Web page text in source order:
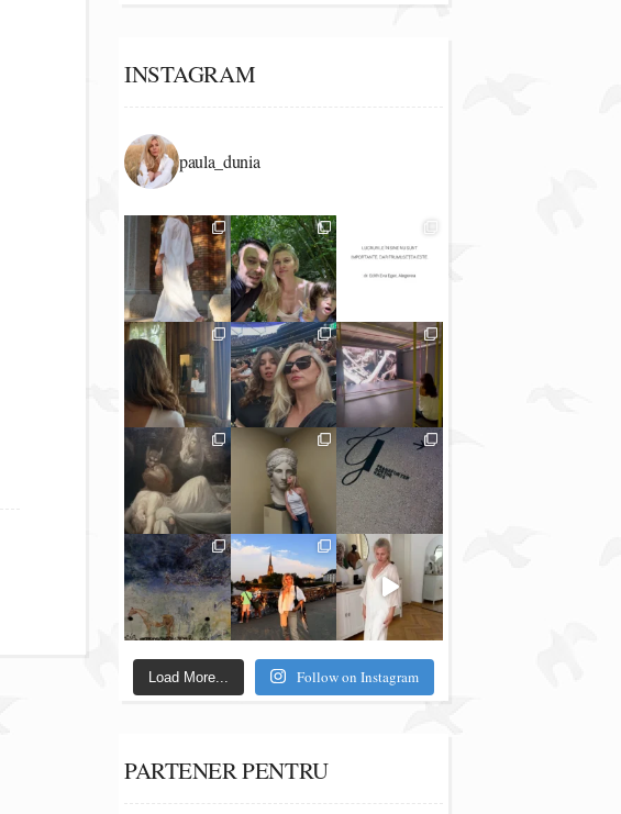
INSTAGRAM
paula_dunia
Load More... Follow on Instagram
PARTENER PENTRU